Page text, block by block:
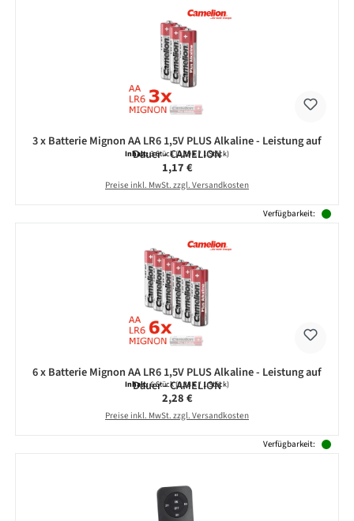
3 x Batterie Mignon AA LR6 1,5V PLUS Alkaline - Leistung auf
Dauer - CAMELION
Inhalt:3 Stück(0,39 € / 1 Stück)
Regulärer Preis:
1,17 €
Preise inkl. MwSt. zzgl. Versandkosten
Verfügbarkeit:
6 x Batterie Mignon AA LR6 1,5V PLUS Alkaline - Leistung auf
Dauer - CAMELION
Inhalt:6 Stück(0,38 € / 1 Stück)
Regulärer Preis:
2,28 €
Preise inkl. MwSt. zzgl. Versandkosten
Verfügbarkeit: